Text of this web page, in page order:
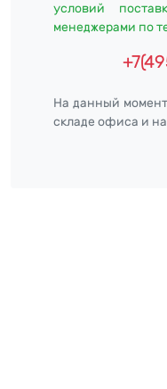
условий
менеджерами по
На данный
складе офиса и